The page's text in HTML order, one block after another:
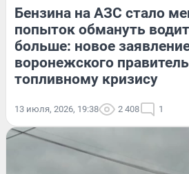
Бензина на АЗС стало
попыток обмануть
больше: новое
воронежского
топливному кризису
13 июля, 2026, 19:38 2 408 1